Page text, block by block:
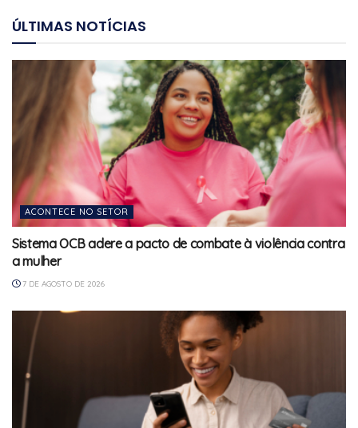
ÚLTIMAS NOTÍCIAS
ACONTECE NO SETOR
Sistema OCB adere a pacto de combate à violência contra
a mulher
7 DE AGOSTO DE 2026